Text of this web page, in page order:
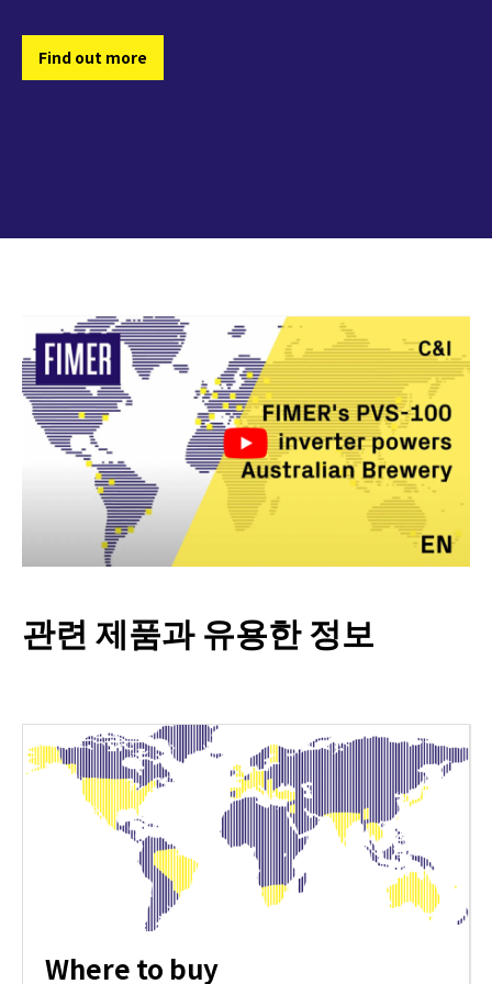
COLOMBIA
Find out more
FOOT OF KILIMANJARO
(KENYA)
inverters
자세히 알아보기
관련 제품과 유용한 정보
Where to buy